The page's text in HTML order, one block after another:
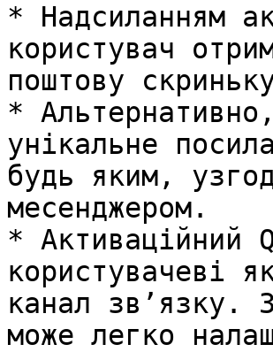
* Надсиланням
користувач
поштову
*
унікальне
будь яким,
месенджером.
* Активаційний
користувачеві
канал зв’язку.
може легко